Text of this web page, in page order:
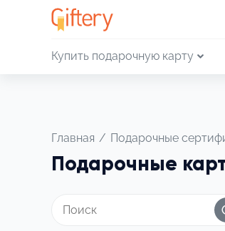
Купить подарочную карту
Главная / Подарочные
Подарочные